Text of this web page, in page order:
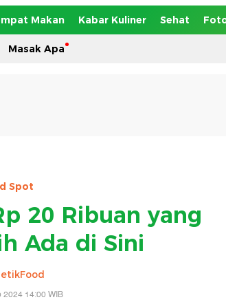
Makan Kabar Kuliner Sehat
Masak Apa
Spot
20 Ribuan yang
Ada di Sini
2024 14:00 WIB